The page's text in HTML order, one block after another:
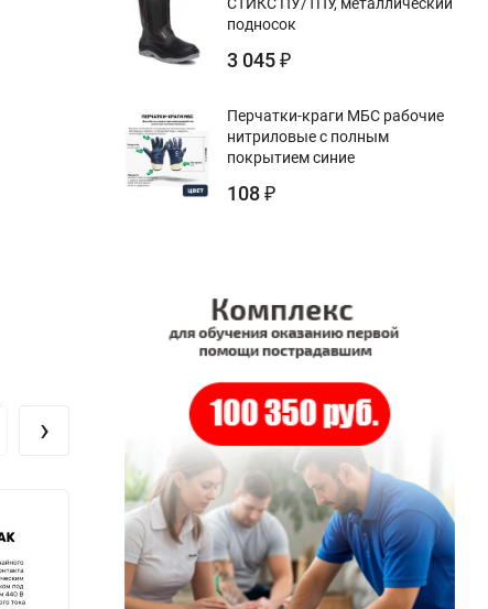
›
подносок
3 045 ₽
Перчатки-краги МБС рабочие
нитриловые с полным
покрытием синие
108 ₽